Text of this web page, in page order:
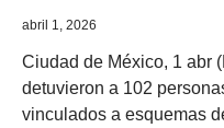
abril 1, 2026
Ciudad de México, 1 abr
detuvieron a 102
vinculados a esquemas